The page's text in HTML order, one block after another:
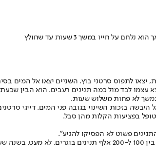
חייו במשך 3 שעות עד שחולץ
לתפוס סרטני בוץ. השניים יצאו אל המים
ניסה לטפס חזרה על הסירה, אך לא הצליח וטבע במים. השני, בן 72, מצא
לא פחות משלוש שעות.
בזכות השינוי בגובה פני המים. דייגי
בפציעות הקלות מהן סבל.
פשוט לא הפסיקו להגיע".
ההערכה היא כי אוכלוסיית התנינים החיים במים מלוחים בצפון